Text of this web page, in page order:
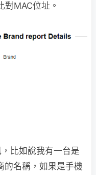
對MAC位址。
比如說我有一台是
的名稱，如果是手機